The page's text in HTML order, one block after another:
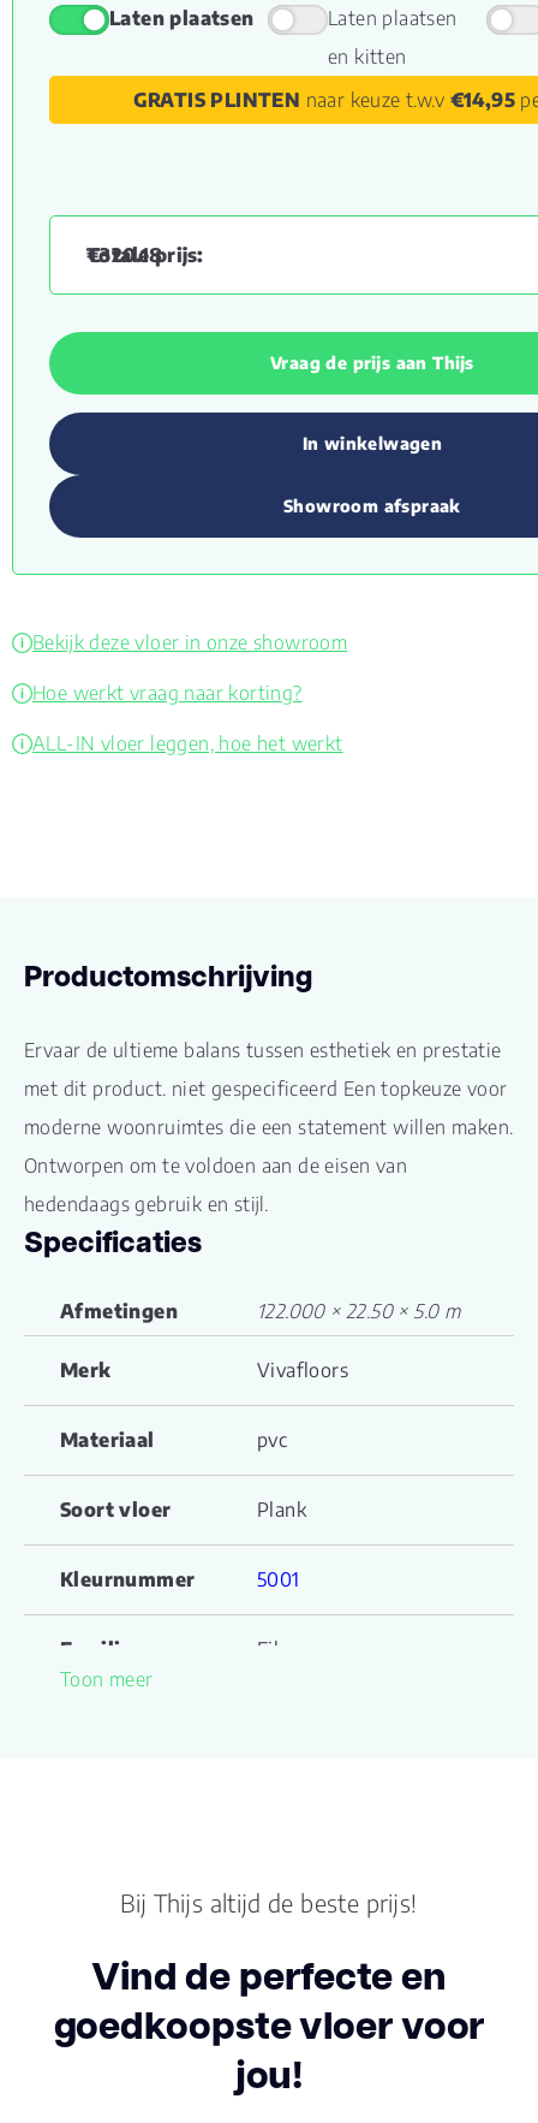
Laten plaatsen
Laten plaatsen
en kitten
GRATIS PLINTEN naar keuze t.w.v €14,95
€320.18
Vraag de prijs aan Thijs
In winkelwagen
Showroom afspraak
Bekijk deze vloer in onze showroom
Hoe werkt vraag naar korting?
ALL-IN vloer leggen, hoe het werkt
Productomschrijving
Ervaar de ultieme balans tussen esthetiek en prestatie
met dit product. niet gespecificeerd Een topkeuze voor
moderne woonruimtes die een statement willen maken.
Ontworpen om te voldoen aan de eisen van
hedendaags gebruik en stijl.
Specificaties
Afmetingen 122.000 × 22.50 × 5.0 m
Merk Vivafloors
Materiaal pvc
Soort vloer Plank
Kleurnummer 5001
Familienaam Eiken
Aantal per pak 8
0.55
Toon meer
Bij Thijs altijd de beste prijs!
Vind de perfecte en
goedkoopste vloer voor
jou!